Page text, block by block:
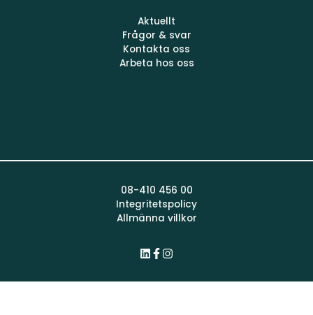
Aktuellt
Frågor & svar
Kontakta oss
Arbeta hos oss
08-410 456 00
Integritetspolicy
Allmänna villkor